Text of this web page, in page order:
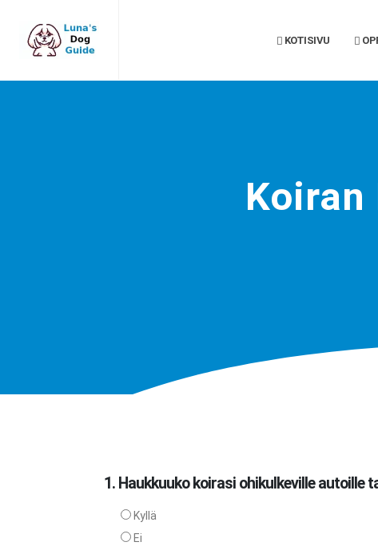
KOTISIVU
1. Haukkuuko koirasi ohikulkeville autoille
Kyllä
Ei